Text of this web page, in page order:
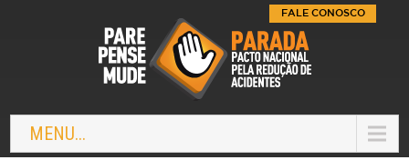
MENU...
FALE CONOSCO